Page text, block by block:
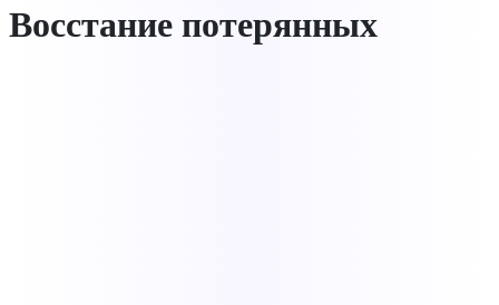
Восстание потерянных